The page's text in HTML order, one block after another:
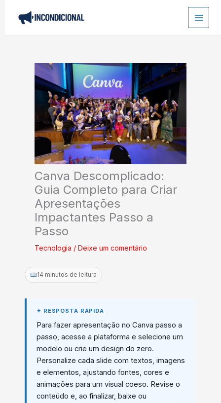
Canva Descomplicado:
Guia Completo para Criar
Apresentações
Impactantes Passo a
Passo
Tecnologia / Deixe um comentário
14 minutos de leitura
Para fazer apresentação no Canva passo a
passo, acesse a plataforma e selecione um
modelo ou crie um design do zero.
Personalize cada slide com textos, imagens
e elementos, ajustando fontes, cores e
animações para um visual coeso. Revise o
conteúdo e, ao finalizar, baixe ou